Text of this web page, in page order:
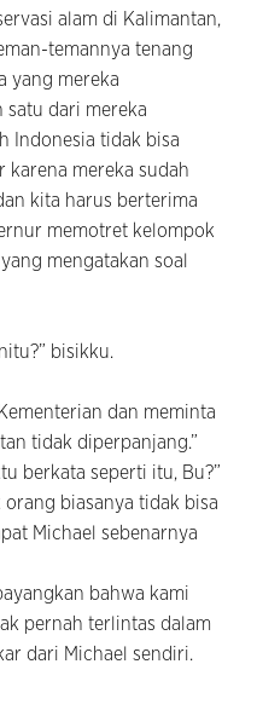
alam di Kalimantan,
temannya tenang
yang mereka
satu dari mereka
Indonesia tidak bisa
karena mereka sudah
kita harus berterima
memotret kelompok
mengatakan soal
bisikku.
dan meminta
tidak diperpanjang.”
berkata seperti itu, Bu?”
orang biasanya tidak bisa
Michael sebenarnya
bahwa kami
pernah terlintas dalam
dari Michael sendiri.